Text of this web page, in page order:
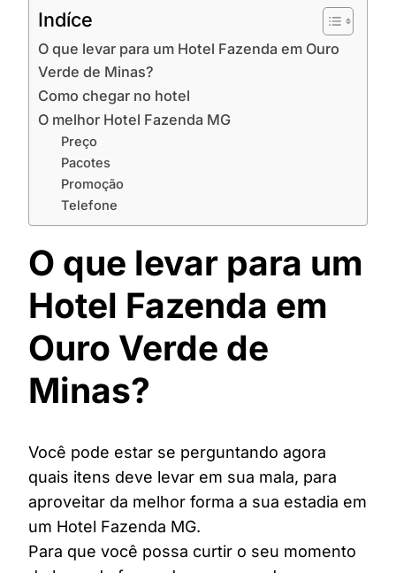
Indíce
O que levar para um Hotel Fazenda em Ouro
Verde de Minas?
Como chegar no hotel
O melhor Hotel Fazenda MG
Preço
Pacotes
Promoção
Telefone
O que levar para um
Hotel Fazenda em
Ouro Verde de
Minas?
Você pode estar se perguntando agora
quais itens deve levar em sua mala, para
aproveitar da melhor forma a sua estadia em
um Hotel Fazenda MG.
Para que você possa curtir o seu momento